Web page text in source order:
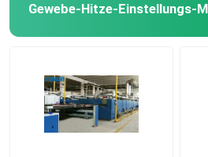
Gewebe-Hitze-Einstellungs-